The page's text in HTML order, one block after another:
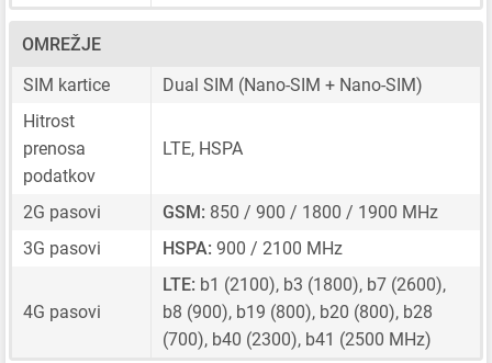
OMREŽJE
SIM kartice
Dual SIM (Nano-SIM + Nano-SIM)
Hitrost
prenosa
podatkov
LTE, HSPA
2G pasovi GSM: 850 / 900 / 1800 / 1900 MHz
3G pasovi
HSPA: 900 / 2100 MHz
4G pasovi
LTE: b1 (2100), b3 (1800), b7 (2600),
b8 (900), b19 (800), b20 (800), b28
(700), b40 (2300), b41 (2500 MHz)